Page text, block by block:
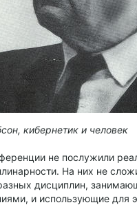
кибернетик и человек
не послужили
На них не
дисциплин,
и использующие для